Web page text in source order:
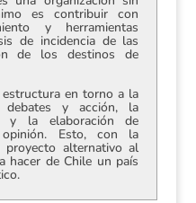
es contribuir con
y herramientas
de incidencia de las
de los destinos de
en torno a la
debates y acción, la
y la elaboración de
Esto, con la
proyecto alternativo al
hacer de Chile un país